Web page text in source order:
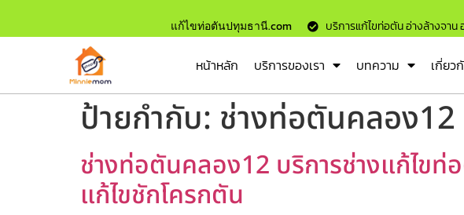
แก้ไขท่อตันปทุมธานี.com บริการแก้ไขท่อตัน อ่างล้างจาน
หน้าหลัก บริการของเรา บทความ เกี่ยว
ป้ายกำกับ: ช่างท่อตันคลอง12
ช่างท่อตันคลอง12 บริการช่างแก้ไข
แก้ไขชักโครกตัน